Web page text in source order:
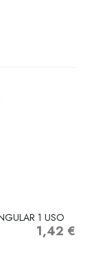
1 USO
Precio
1,42 €